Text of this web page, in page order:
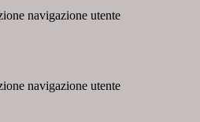
navigazione utente
navigazione utente